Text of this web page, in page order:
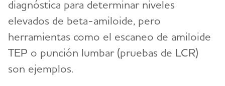
diagnóstica para determinar niveles
elevados de beta-amiloide, pero
herramientas como el escaneo de amiloide
TEP o punción lumbar (pruebas de LCR)
son ejemplos.